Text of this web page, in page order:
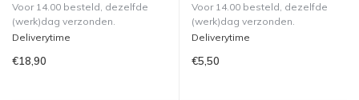
Voor 14.00 besteld, dezelfde
(werk)dag verzonden.
Deliverytime
€18,90
Voor 14.00 besteld, dezelfde
(werk)dag verzonden.
Deliverytime
€5,50